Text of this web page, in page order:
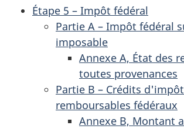
Étape 5 – Impôt fédéral
Partie A – Impôt fédéral
imposable
Annexe A, État des
toutes provenances
Partie B – Crédits
remboursables fédéraux
Annexe B, Montant